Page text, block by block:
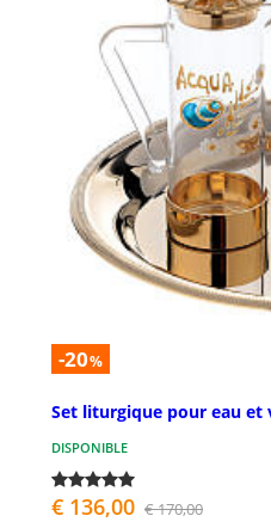
-20%
Set liturgique pour eau et
DISPONIBLE
€ 136,00 € 170,00